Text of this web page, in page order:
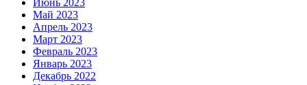
Май 2023
Апрель 2023
Март 2023
Февраль 2023
Январь 2023
Декабрь 2022